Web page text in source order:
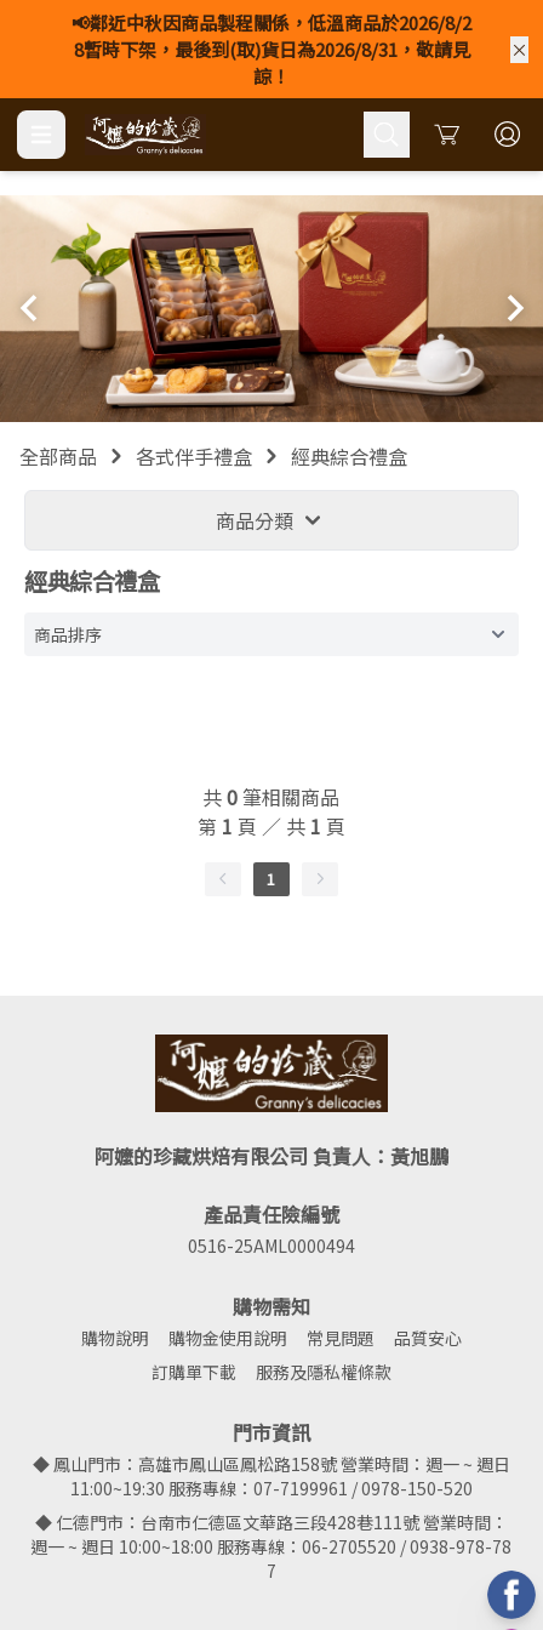
📢鄰近中秋因商品製程關係，低溫商品於2026/8/2
8暫時下架，最後到(取)貨日為2026/8/31，敬請見
諒！
Cart
全部商品 各式伴手禮盒 經典綜合禮盒
商品分類
經典綜合禮盒
共0筆相關商品
第 1 頁 ／ 共 1 頁
1
阿嬤的珍藏烘焙有限公司 負責人：黃旭鵬
產品責任險編號
0516-25AML0000494
購物需知
購物說明 購物金使用說明 常見問題
品質安心
訂購單下載
服務及隱私權條款
門市資訊
◆ 鳳山門市：高雄市鳳山區鳳松路158號 營業時間：週一 ~ 週日
11:00~19:30 服務專線：07-7199961 / 0978-150-520
◆ 仁德門市：台南市仁德區文華路三段428巷111號 營業時間：
週一 ~ 週日 10:00~18:00 服務專線：06-2705520 / 0938-978-78
7